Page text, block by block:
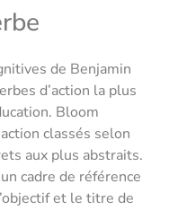
de Benjamin
d’action la plus
Bloom
classés selon
aux plus abstraits.
cadre de référence
et le titre de